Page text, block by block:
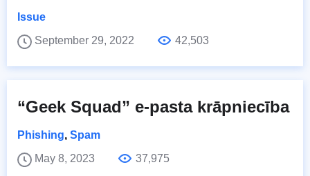
Issue
September 29, 2022
42,503
“Geek Squad” e-pasta krāpniecība
Phishing, Spam
May 8, 2023
37,975